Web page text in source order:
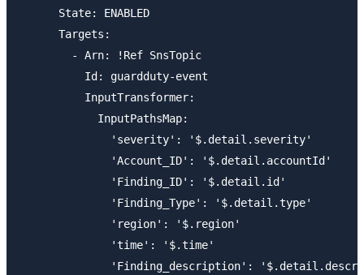
      State: ENABLED
      Targets:
        - Arn: !Ref SnsTopic
          Id: guardduty-event
          InputTransformer:
            InputPathsMap:
              'severity': '$.detail.severity'
              'Account_ID': '$.detail.accountId'
              'Finding_ID': '$.detail.id'
              'Finding_Type': '$.detail.type'
              'region': '$.region'
              'time': '$.time'
'Finding_description':